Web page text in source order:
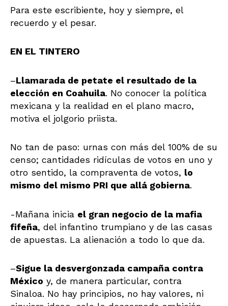
Para este escribiente, hoy y siempre, el
recuerdo y el pesar.
EN EL TINTERO
–Llamarada de petate el resultado de la
elección en Coahuila. No conocer la política
mexicana y la realidad en el plano macro,
motiva el jolgorio priista.
No tan de paso: urnas con más del 100% de su
censo; cantidades ridículas de votos en uno y
otro sentido, la compraventa de votos, lo
mismo del mismo PRI que allá gobierna.
-Mañana inicia el gran negocio de la mafia
fifeña, del infantino trumpiano y de las casas
de apuestas. La alienación a todo lo que da.
–Sigue la desvergonzada campaña contra
México y, de manera particular, contra
Sinaloa. No hay principios, no hay valores, ni